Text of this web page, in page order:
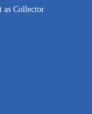
as Collector